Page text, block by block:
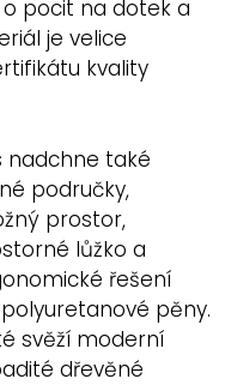
pocit na dotek a
je velice
kvality
nadchne také
područky,
prostor,
lůžko a
řešení
pěny.
svěží moderní
dřevěné